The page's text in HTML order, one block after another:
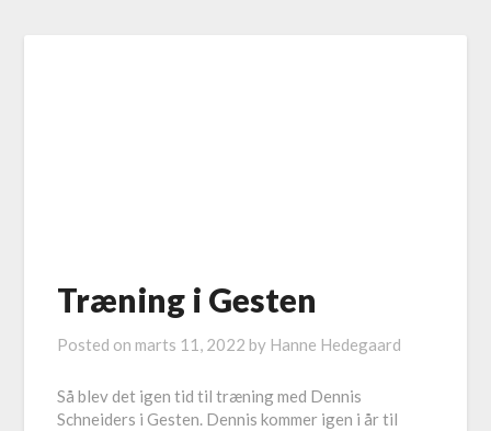
Træning i Gesten
Posted on marts 11, 2022 by Hanne Hedegaard
Så blev det igen tid til træning med Dennis
Schneiders i Gesten. Dennis kommer igen i år til